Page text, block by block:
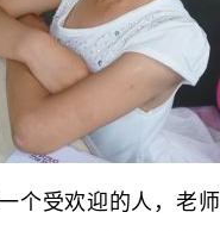
受欢迎的人，老师